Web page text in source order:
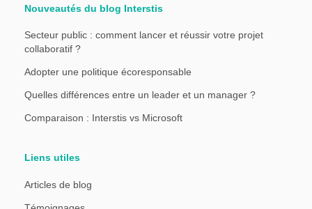
Nouveautés du blog Interstis
Secteur public : comment lancer et réussir votre projet
collaboratif ?
Adopter une politique écoresponsable
Quelles différences entre un leader et un manager ?
Comparaison : Interstis vs Microsoft
Liens utiles
Articles de blog